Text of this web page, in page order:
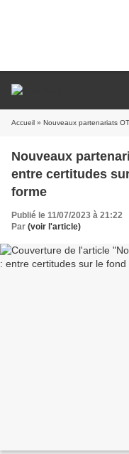
Accueil » Nouveaux partenariats OTAN-
Nouveaux
entre certitudes
forme
Publié le 11/07/2023 à 21:22
Par (voir l'article)